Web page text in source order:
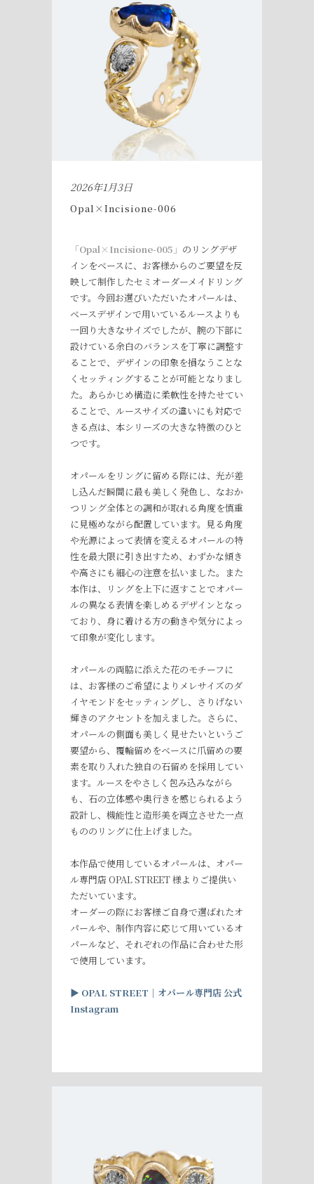
2026年1月3日
Opal×Incisione-006
「Opal×Incisione-005」 のリングデザ
インをベースに、お客様からのご要望を反
映して制作したセミオーダーメイドリング
です。今回お選びいただいたオパールは、
ベースデザインで用いているルースよりも
一回り大きなサイズでしたが、腕の下部に
設けている余白のバランスを丁寧に調整す
ることで、デザインの印象を損なうことな
くセッティングすることが可能となりまし
た。あらかじめ構造に柔軟性を持たせてい
ることで、ルースサイズの違いにも対応で
きる点は、本シリーズの大きな特徴のひと
つです。
オパールをリングに留める際には、光が差
し込んだ瞬間に最も美しく発色し、なおか
つリング全体との調和が取れる角度を慎重
に見極めながら配置しています。見る角度
や光源によって表情を変えるオパールの特
性を最大限に引き出すため、わずかな傾き
や高さにも細心の注意を払いました。また
本作は、リングを上下に返すことでオパー
ルの異なる表情を楽しめるデザインとなっ
ており、身に着ける方の動きや気分によっ
て印象が変化します。
オパールの両脇に添えた花のモチーフに
は、お客様のご希望によりメレサイズのダ
イヤモンドをセッティングし、さりげない
輝きのアクセントを加えました。さらに、
オパールの側面も美しく見せたいというご
要望から、覆輪留めをベースに爪留めの要
素を取り入れた独自の石留めを採用してい
ます。ルースをやさしく包み込みながら
も、石の立体感や奥行きを感じられるよう
設計し、機能性と造形美を両立させた一点
もののリングに仕上げました。
本作品で使用しているオパールは、オパー
ル専門店 OPAL STREET 様よりご提供い
ただいています。
オーダーの際にお客様ご自身で選ばれたオ
パールや、制作内容に応じて用いているオ
パールなど、それぞれの作品に合わせた形
で使用しています。
▶︎ OPAL STREET ｜オパール専門店公式
Instagram